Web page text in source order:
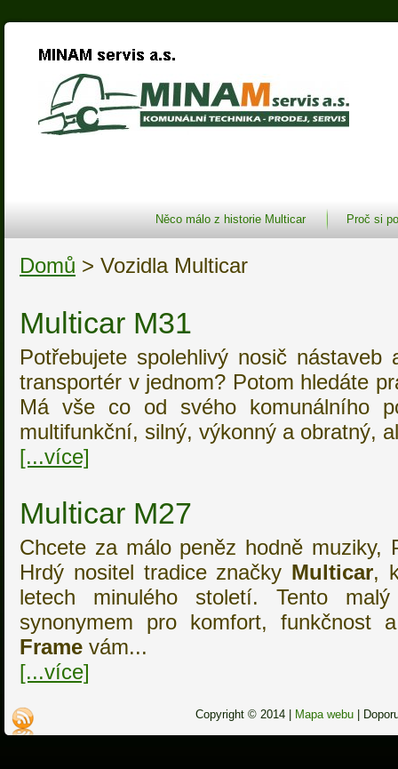
Něco málo z historie Multicar Proč si
Domů > Vozidla Multicar
Multicar M31
Potřebujete spolehlivý nosič nástaveb
transportér v jednom? Potom hledáte
Má vše co od svého komunálního
multifunkční, silný, výkonný a obratný,
[...více]
Multicar M27
Chcete za málo peněz hodně
Hrdý nositel tradice značky Multicar,
letech minulého století. Tento
synonymem pro komfort,
Frame vám...
[...více]
Copyright © 2014 | Mapa webu